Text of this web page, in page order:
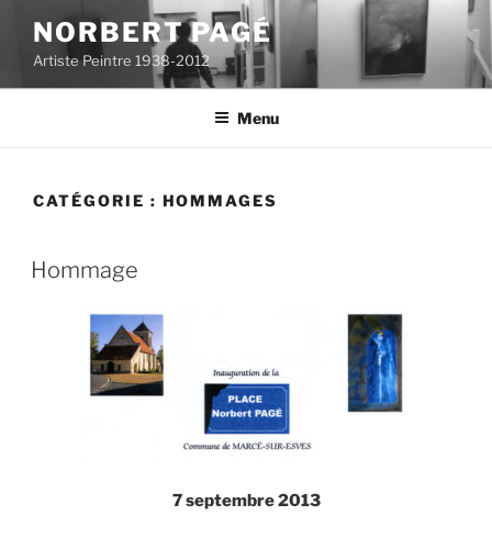
contenu
principal
NORBERT PAGÉ
Artiste Peintre 1938-2012
Menu
CATÉGORIE : HOMMAGES
Hommage
7 septembre 2013